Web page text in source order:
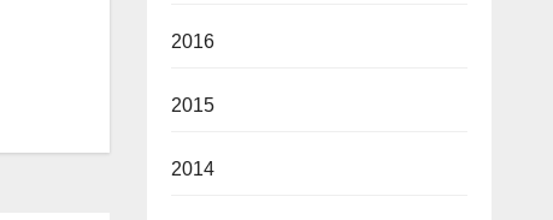
2016
2015
2014